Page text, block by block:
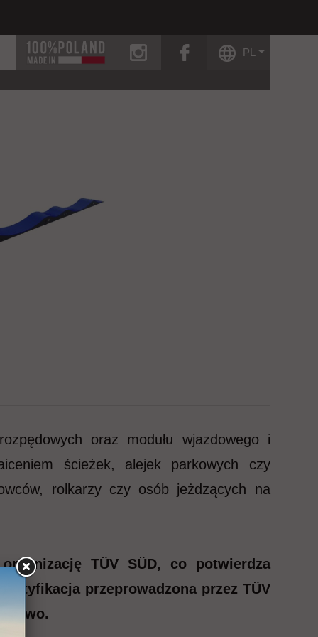
instagram
PL
oraz modułu wjazdowego i
ścieżek, alejek parkowych czy
rolkarzy czy osób jeżdzących na
TÜV SÜD, co potwierdza
przeprowadzona przez TÜV